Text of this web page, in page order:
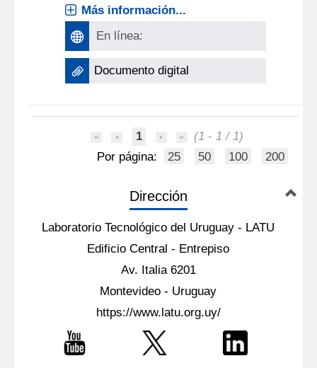
Más información...
En línea:
Documento digital
1
(1 - 1 / 1)
Por página:
25 50 100 200
Dirección
Laboratorio Tecnológico del Uruguay - LATU
Edificio Central - Entrepiso
Av. Italia 6201
Montevideo - Uruguay
https://www.latu.org.uy/